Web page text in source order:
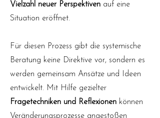
Vielzahl neuer Perspektiven auf eine
Situation eröffnet.
Für diesen Prozess gibt die systemische
Beratung keine Direktive vor, sondern es
werden gemeinsam Ansätze und Ideen
entwickelt. Mit Hilfe gezielter
Fragetechniken und Reflexionen können
Veränderungsprozesse angestoßen